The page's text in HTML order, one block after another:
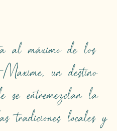
al máximo de los
un destino
se entremezclan la
tradiciones locales y